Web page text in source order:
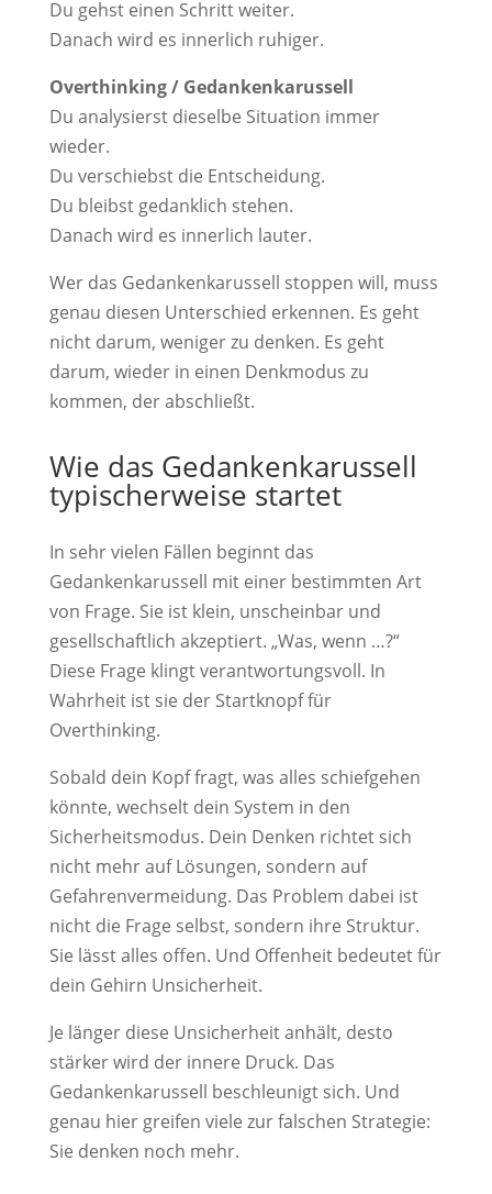
Du gehst einen Schritt weiter.
Danach wird es innerlich ruhiger.
Overthinking / Gedankenkarussell
Du analysierst dieselbe Situation immer
wieder.
Du verschiebst die Entscheidung.
Du bleibst gedanklich stehen.
Danach wird es innerlich lauter.
Wer das Gedankenkarussell stoppen will, muss
genau diesen Unterschied erkennen. Es geht
nicht darum, weniger zu denken. Es geht
darum, wieder in einen Denkmodus zu
kommen, der abschließt.
Wie das Gedankenkarussell
typischerweise startet
In sehr vielen Fällen beginnt das
Gedankenkarussell mit einer bestimmten Art
von Frage. Sie ist klein, unscheinbar und
gesellschaftlich akzeptiert. „Was, wenn …?“
Diese Frage klingt verantwortungsvoll. In
Wahrheit ist sie der Startknopf für
Overthinking.
Sobald dein Kopf fragt, was alles schiefgehen
könnte, wechselt dein System in den
Sicherheitsmodus. Dein Denken richtet sich
nicht mehr auf Lösungen, sondern auf
Gefahrenvermeidung. Das Problem dabei ist
nicht die Frage selbst, sondern ihre Struktur.
Sie lässt alles offen. Und Offenheit bedeutet für
dein Gehirn Unsicherheit.
Je länger diese Unsicherheit anhält, desto
stärker wird der innere Druck. Das
Gedankenkarussell beschleunigt sich. Und
genau hier greifen viele zur falschen Strategie:
Sie denken noch mehr.